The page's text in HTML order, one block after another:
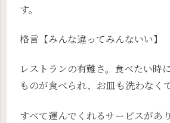
す。
格言【みんな違ってみんないい】
レストランの有難さ。食べたい時
ものが食べられ、お皿も洗わなく
すべて運んでくれるサービスがあ